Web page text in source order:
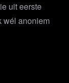
uit eerste
wél anoniem